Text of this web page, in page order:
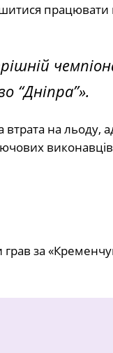
працювати
“Дніпра”».
втрата на льоду,
виконавців
за